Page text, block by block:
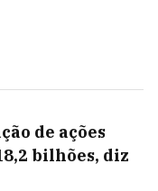
de ações
bilhões, diz